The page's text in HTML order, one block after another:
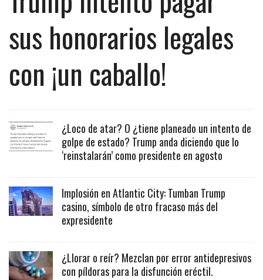
sus honorarios legales
con ¡un caballo!
¿Loco de atar? O ¿tiene planeado un intento de
golpe de estado? Trump anda diciendo que lo
‘reinstalarán’ como presidente en agosto
Implosión en Atlantic City: Tumban Trump
casino, símbolo de otro fracaso más del
expresidente
¿Llorar o reír? Mezclan por error antidepresivos
con píldoras para la disfunción eréctil.